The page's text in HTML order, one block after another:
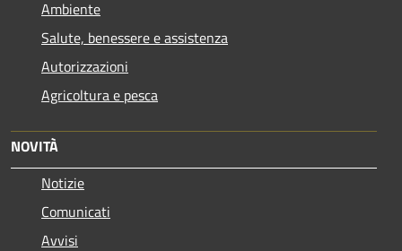
Ambiente
Salute, benessere e assistenza
Autorizzazioni
Agricoltura e pesca
NOVITÀ
Notizie
Comunicati
Avvisi